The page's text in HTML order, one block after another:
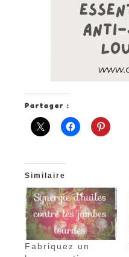
Partager :
Similaire
Fabriquez un